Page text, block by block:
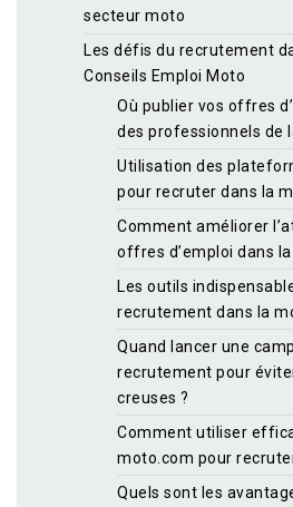
secteur moto
Les défis du recrutement
Conseils Emploi Moto
Où publier vos offres
des professionnels de
Utilisation des
pour recruter dans la
Comment améliorer
offres d’emploi dans
Les outils
recrutement dans la
Quand lancer une
recrutement pour
creuses ?
Comment utiliser
moto.com pour
Quels sont les